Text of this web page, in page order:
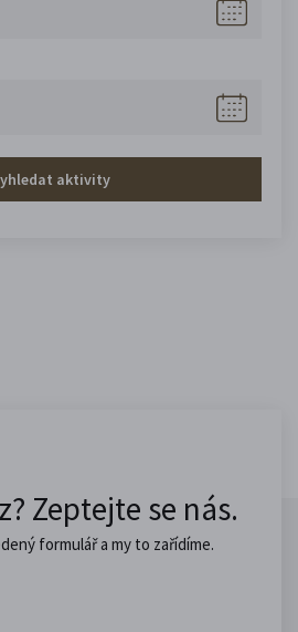
aktivity
Zeptejte se nás.
formulář a my to zařídíme.